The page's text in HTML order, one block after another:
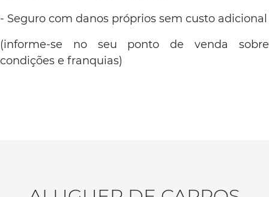
- Seguro com danos próprios sem custo adicional
(informe-se no seu ponto de venda sobre
condições e franquias)